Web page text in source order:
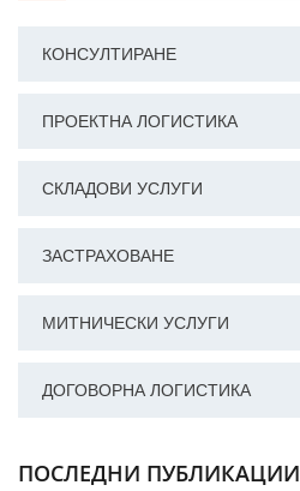
КОНСУЛТИРАНЕ
ПРОЕКТНА ЛОГИСТИКА
СКЛАДОВИ УСЛУГИ
ЗАСТРАХОВАНЕ
МИТНИЧЕСКИ УСЛУГИ
ДОГОВОРНА ЛОГИСТИКА
ПОСЛЕДНИ ПУБЛИКАЦИИ